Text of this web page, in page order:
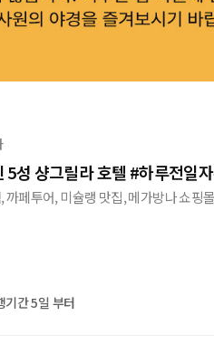
성 샹그릴라 호텔 #하루전일
페투어, 미슐랭 맛집, 메가방나 쇼핑
기간 5일 부터